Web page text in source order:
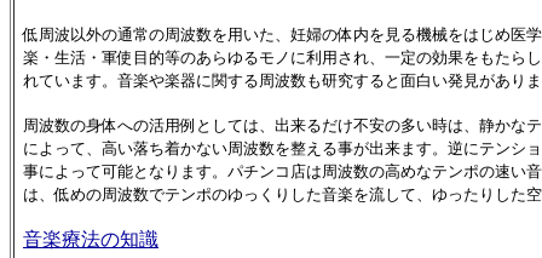
低周波以外の通常の周波数を用いた、妊婦の体内を見る機械をはじめ医
楽・生活・軍使目的等のあらゆるモノに利用され、一定の効果をもたら
れています。音楽や楽器に関する周波数も研究すると面白い発見があり
周波数の身体への活用例としては、出来るだけ不安の多い時は、静かな
によって、高い落ち着かない周波数を整える事が出来ます。逆にテンシ
事によって可能となります。パチンコ店は周波数の高めなテンポの速い
は、低めの周波数でテンポのゆっくりした音楽を流して、ゆったりした
音楽療法の知識